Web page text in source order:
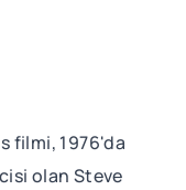
filmi, 1976'da
olan Steve